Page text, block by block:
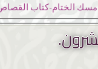
الختام-كتاب